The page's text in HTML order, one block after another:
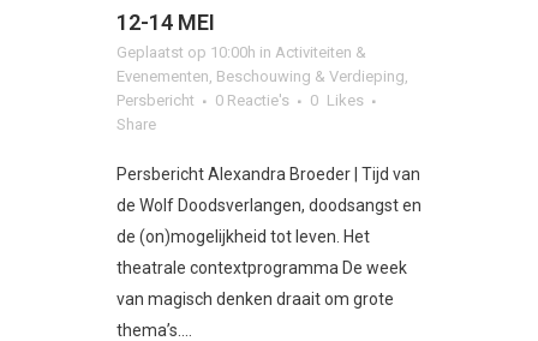
12-14 MEI
Geplaatst op 10:00h in Activiteiten &
Evenementen Beschouwing & Verdieping
Persbericht
0 Reactie's 0 Likes
Share
Persbericht Alexandra Broeder | Tijd van
de Wolf Doodsverlangen, doodsangst en
de (on)mogelijkheid tot leven. Het
theatrale contextprogramma De week
van magisch denken draait om grote
thema’s....